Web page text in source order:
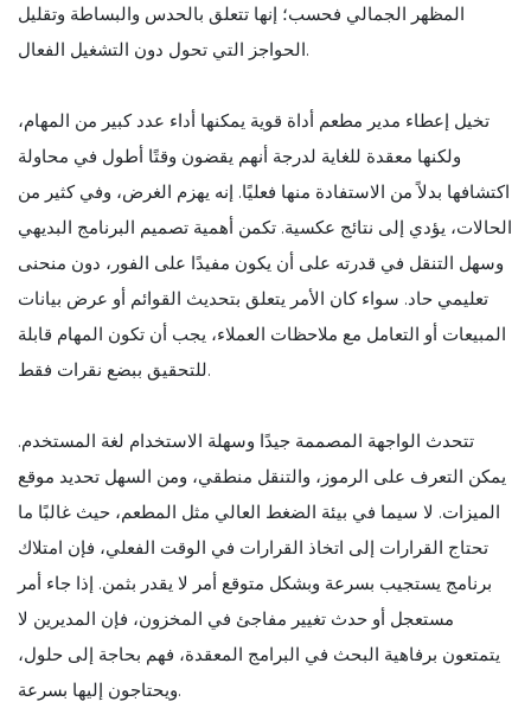
المظهر الجمالي فحسب؛ إنها تتعلق بالحدس والبساطة وتقليل
الحواجز التي تحول دون التشغيل الفعال.
تخيل إعطاء مدير مطعم أداة قوية يمكنها أداء عدد كبير من المهام،
ولكنها معقدة للغاية لدرجة أنهم يقضون وقتًا أطول في محاولة
اكتشافها بدلاً من الاستفادة منها فعليًا. إنه يهزم الغرض، وفي كثير من
الحالات، يؤدي إلى نتائج عكسية. تكمن أهمية تصميم البرنامج البديهي
وسهل التنقل في قدرته على أن يكون مفيدًا على الفور، دون منحنى
تعليمي حاد. سواء كان الأمر يتعلق بتحديث القوائم أو عرض بيانات
المبيعات أو التعامل مع ملاحظات العملاء، يجب أن تكون المهام قابلة
للتحقيق ببضع نقرات فقط.
تتحدث الواجهة المصممة جيدًا وسهلة الاستخدام لغة المستخدم.
يمكن التعرف على الرموز، والتنقل منطقي، ومن السهل تحديد موقع
الميزات. لا سيما في بيئة الضغط العالي مثل المطعم، حيث غالبًا ما
تحتاج القرارات إلى اتخاذ القرارات في الوقت الفعلي، فإن امتلاك
برنامج يستجيب بسرعة وبشكل متوقع أمر لا يقدر بثمن. إذا جاء أمر
مستعجل أو حدث تغيير مفاجئ في المخزون، فإن المديرين لا
يتمتعون برفاهية البحث في البرامج المعقدة، فهم بحاجة إلى حلول،
ويحتاجون إليها بسرعة.